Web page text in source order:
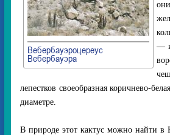
Вебербауэроцереус
Вебербауэра
—
лепестков своеобразная коричнево-
диаметре.
В природе этот кактус можно найти